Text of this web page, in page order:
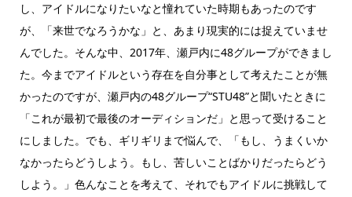
し、アイドルになりたいなと憧れていた時期もあったのです
が、「来世でなろうかな」と、あまり現実的には捉えていませ
んでした。そんな中、2017年、瀬戸内に48グループができまし
た。今までアイドルという存在を自分事として考えたことが無
かったのですが、瀬戸内の48グループ“STU48”と聞いたときに
「これが最初で最後のオーディションだ」と思って受けること
にしました。でも、ギリギリまで悩んで、「もし、うまくいか
なかったらどうしよう。もし、苦しいことばかりだったらどう
しよう。」色んなことを考えて、それでもアイドルに挑戦して